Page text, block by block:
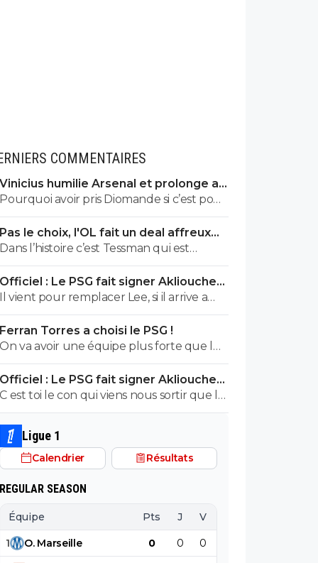
COMMENTAIRES
Vinicius humilie Arsenal et prolonge au
Real jusqu’en 2032
Pourquoi avoir pris Diomande si c’est pour
le prolonger ?
Pas le choix, l'OL fait un deal affreux
avec Getafe
Dans l’histoire c’est Tessman qui est
heureux et va rester chez nous Et on va
meme pas prêter De Carvalho débile aussi
Officiel : Le PSG fait signer Akliouche
pour 50 ME
Il vient pour remplacer Lee, si il arrive a
bouleverser la hiérarchie des titulaires c
est tout bénef...
Ferran Torres a choisi le PSG !
On va avoir une équipe plus forte que l
annee dernière !!!! Il faut notre 15 eme
titres !!!! Et beau parcours c1 !!!! Demi
minimum
Officiel : Le PSG fait signer Akliouche
pour 50 ME
C est toi le con qui viens nous sortir que le
PSG a pris Akliouche pour affaiblir
Monaco...Ligue 1
Calendrier Résultats
REGULAR SEASON
Équipe Pts J V
1 O. Marseille 0 0 0